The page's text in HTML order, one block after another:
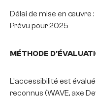
Délai de mise en œuvre :
Prévu pour 2025
MÉTHODE
L'accessibilité est
reconnus (WAVE, axe